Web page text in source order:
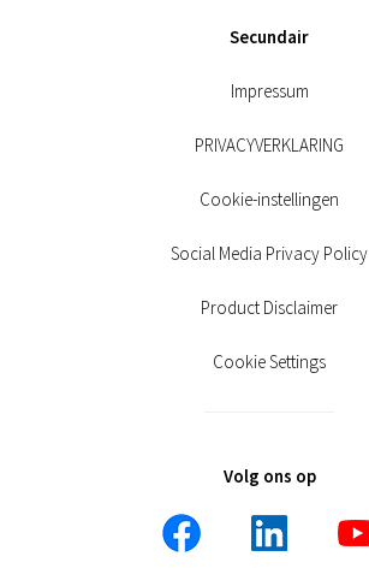
Secundair
Impressum
PRIVACYVERKLARING
Cookie-instellingen
Social Media Privacy Policy
Product Disclaimer
Cookie Settings
Volg ons op